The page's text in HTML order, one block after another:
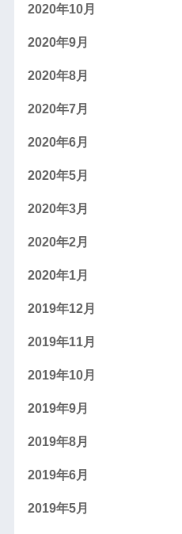
2020年10月
2020年9月
2020年8月
2020年7月
2020年6月
2020年5月
2020年3月
2020年2月
2020年1月
2019年12月
2019年11月
2019年10月
2019年9月
2019年8月
2019年6月
2019年5月